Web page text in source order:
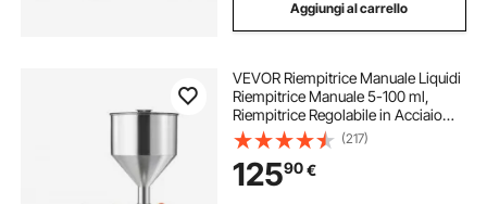
Aggiungi al carrello
VEVOR Riempitrice Manuale Liquidi
Riempitrice Manuale 5-100 ml,
Riempitrice Regolabile in Acciaio
Inossidabile con Tramoggia per
Latte, Acqua, Succo, Olio
Essenziale, Shampoo, Miele,
Crema Cosmetica
(217)
12590€